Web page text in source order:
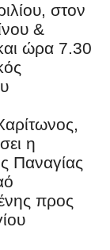
στον
&
ώρα 7.30
η
Παναγίας
προς